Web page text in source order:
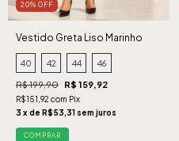
20% OFF
Vestido Greta Liso Marinho
40 42 44 46
R$ 199,90 R$ 159,92
R$151,92 com Pix
3 x de R$53,31 sem juros
COMPRAR